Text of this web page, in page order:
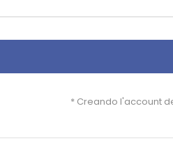
* Creando l'account